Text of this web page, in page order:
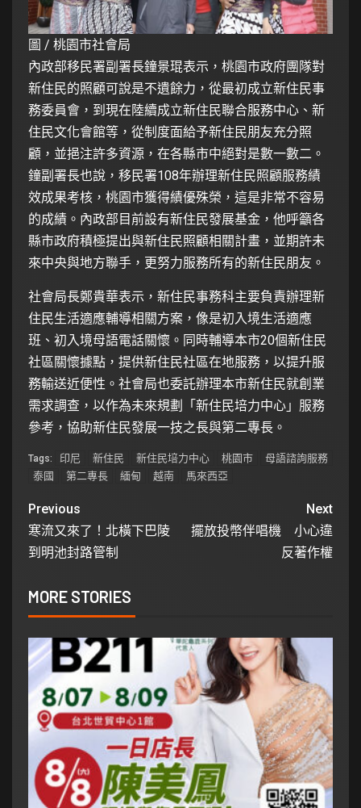
圖 / 桃園市社會局
內政部移民署副署長鐘景琨表示，桃園市政府團隊對
新住民的照顧可說是不遺餘力，從最初成立新住民事
務委員會，到現在陸續成立新住民聯合服務中心、新
住民文化會館等，從制度面給予新住民朋友充分照
顧，並挹注許多資源，在各縣市中絕對是數一數二。
鐘副署長也說，移民署108年辦理新住民照顧服務績
效成果考核，桃園市獲得績優殊榮，這是非常不容易
的成績。內政部目前設有新住民發展基金，他呼籲各
縣市政府積極提出與新住民照顧相關計畫，並期許未
來中央與地方聯手，更努力服務所有的新住民朋友。
社會局長鄭貴華表示，新住民事務科主要負責辦理新
住民生活適應輔導相關方案，像是初入境生活適應
班、初入境母語電話關懷。同時輔導本市20個新住民
社區關懷據點，提供新住民社區在地服務，以提升服
務輸送近便性。社會局也委託辦理本市新住民就創業
需求調查，以作為未來規劃「新住民培力中心」服務
參考，協助新住民發展一技之長與第二專長。
Tags: 印尼 新住民 新住民培力中心 桃園市
母語諮詢服務
泰國
第二專長 緬甸 越南 馬來西亞
Previous
寒流又來了！北橫下巴陵
到明池封路管制
Next
擺放投幣伴唱機 小心違
反著作權
MORE STORIES